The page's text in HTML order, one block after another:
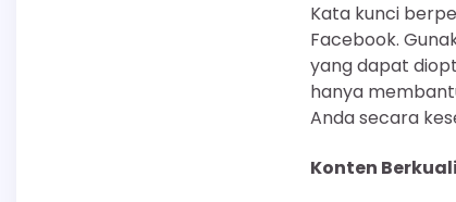
Kata kunci
Facebook.
yang dapat
hanya
Anda secara
Konten